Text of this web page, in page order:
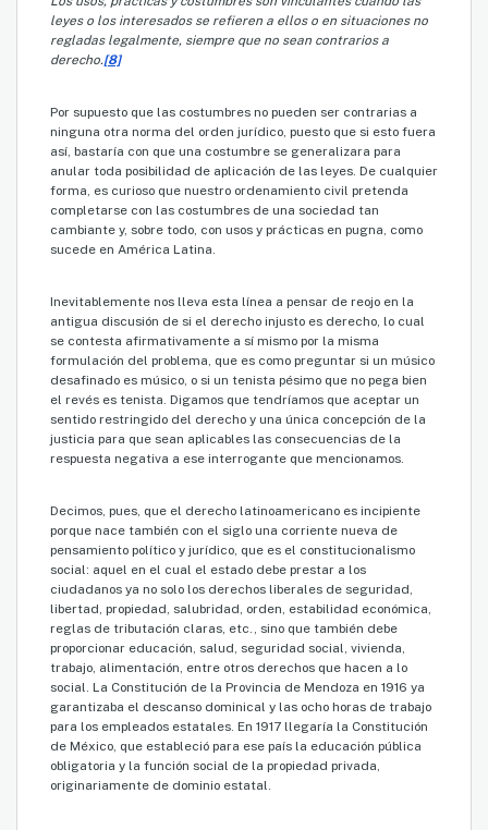
leyes o los interesados se refieren a ellos o en situaciones no
regladas legalmente, siempre que no sean contrarios a
derecho.[8]
Por supuesto que las costumbres no pueden ser contrarias a
ninguna otra norma del orden jurídico, puesto que si esto fuera
así, bastaría con que una costumbre se generalizara para
anular toda posibilidad de aplicación de las leyes. De cualquier
forma, es curioso que nuestro ordenamiento civil pretenda
completarse con las costumbres de una sociedad tan
cambiante y, sobre todo, con usos y prácticas en pugna, como
sucede en América Latina.
Inevitablemente nos lleva esta línea a pensar de reojo en la
antigua discusión de si el derecho injusto es derecho, lo cual
se contesta afirmativamente a sí mismo por la misma
formulación del problema, que es como preguntar si un músico
desafinado es músico, o si un tenista pésimo que no pega bien
el revés es tenista. Digamos que tendríamos que aceptar un
sentido restringido del derecho y una única concepción de la
justicia para que sean aplicables las consecuencias de la
respuesta negativa a ese interrogante que mencionamos.
Decimos, pues, que el derecho latinoamericano es incipiente
porque nace también con el siglo una corriente nueva de
pensamiento político y jurídico, que es el constitucionalismo
social: aquel en el cual el estado debe prestar a los
ciudadanos ya no solo los derechos liberales de seguridad,
libertad, propiedad, salubridad, orden, estabilidad económica,
reglas de tributación claras, etc., sino que también debe
proporcionar educación, salud, seguridad social, vivienda,
trabajo, alimentación, entre otros derechos que hacen a lo
social. La Constitución de la Provincia de Mendoza en 1916 ya
garantizaba el descanso dominical y las ocho horas de trabajo
para los empleados estatales. En 1917 llegaría la Constitución
de México, que estableció para ese país la educación pública
obligatoria y la función social de la propiedad privada,
originariamente de dominio estatal.